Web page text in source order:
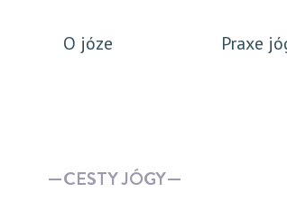
O józe Praxe
CESTY JÓGY